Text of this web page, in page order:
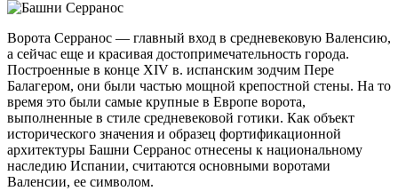
Ворота Серранос — главный вход в средневековую Валенсию,
а сейчас еще и красивая достопримечательность города.
Построенные в конце XIV в. испанским зодчим Пере
Балагером, они были частью мощной крепостной стены. На то
время это были самые крупные в Европе ворота,
выполненные в стиле средневековой готики. Как объект
исторического значения и образец фортификационной
архитектуры Башни Серранос отнесены к национальному
наследию Испании, считаются основными воротами
Валенсии, ее символом.